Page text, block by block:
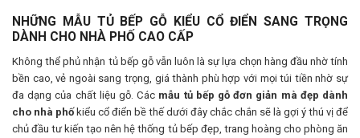
NHỮNG MẪU TỦ BẾP GỖ KIỂU CỔ ĐIỂN SANG TRỌNG
DÀNH CHO NHÀ PHỐ CAO CẤP
Không thể phủ nhận tủ bếp gỗ vẫn luôn là sự lựa chọn hàng đầu nhờ tính
bền cao, vẻ ngoài sang trọng, giá thành phù hợp với mọi túi tiền nhờ sự
đa dạng của chất liệu gỗ. Các mẫu tủ bếp gỗ đơn giản mà đẹp dành
cho nhà phốkiểu cổ điển bề thế dưới đây chắc chắn sẽ là gợi ý thú vị để
chủ đầu tư kiến tạo nên hệ thống tủ bếp đẹp, trang hoàng cho phòng ăn